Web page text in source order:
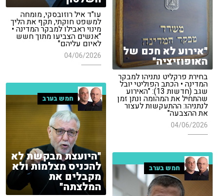
עו"ד איל רוזובסקי, מומחה
למשפט חוקתי, תקף את הליך
מינוי ראבילו למבקר המדינה •
"אנשים הצביעו מתוך חשש
לאיום עליהם"
04/06/2026 "אירוע לא חכם של
האופוזיציה"
בחירת פרקליט נתניהו למבקר
המדינה • הכתב הפוליטי יובל
שגב (חדשות 13): "האירוע
שהתחיל את המהומה ונתן זמן
לנתניהו: ההתעקשות לעצור
את ההצבעה"
04/06/2026
חמש בערב
"היועצת מבקשת לא
להכניס מצלמות ולא
מקבלים את
המלצתה"
חמש בערב